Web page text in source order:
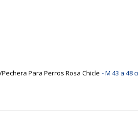
Para Perros Rosa Chicle M 43 a 48